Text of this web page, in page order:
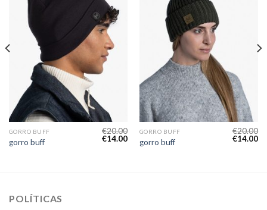
GORRO BUFF
gorro buff
€20.00
€14.00
GORRO BUFF
gorro buff
€20.00
€14.00
POLÍTICAS